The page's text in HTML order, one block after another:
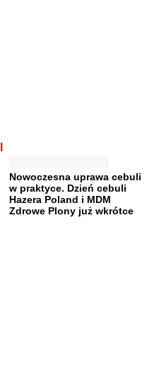
Nowoczesna uprawa cebuli
w praktyce. Dzień cebuli
Hazera Poland i MDM
Zdrowe Plony już wkrótce